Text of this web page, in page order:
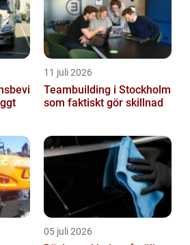
11 juli 2026
Teambuilding i Stockholm
som faktiskt gör skillnad
05 juli 2026